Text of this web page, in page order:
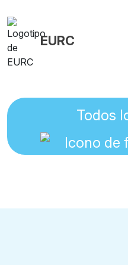
EURC
Todos